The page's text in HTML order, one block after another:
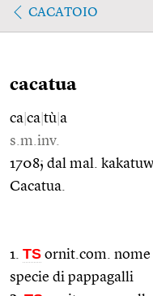
CACATOIO
cacatua
ca ca tù a
s.m.inv.
1708; dal mal.
Cacatua.
1. TS ornit.com. nome
specie di pappagalli